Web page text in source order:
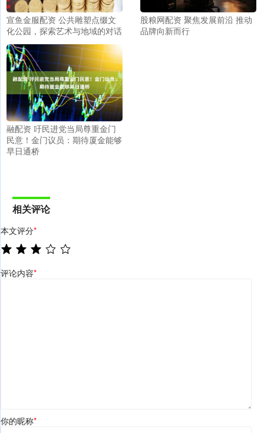
宣鱼金服配资 公共雕塑点缀文
化公园，探索艺术与地域的对话
股粮网配资 聚焦发展前沿 推动
品牌向新而行
融配资 吁民进党当局尊重金门
民意！金门议员：期待厦金能够
早日通桥
相关评论
本文评分*
评论内容*
你的昵称*